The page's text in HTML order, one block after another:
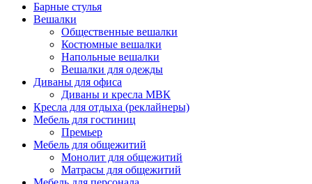
Барные стулья
Вешалки
Общественные вешалки
Костюмные вешалки
Напольные вешалки
Вешалки для одежды
Диваны для офиса
Диваны и кресла МВК
Кресла для отдыха (реклайнеры)
Мебель для гостиниц
Премьер
Мебель для общежитий
Монолит для общежитий
Матрасы для общежитий